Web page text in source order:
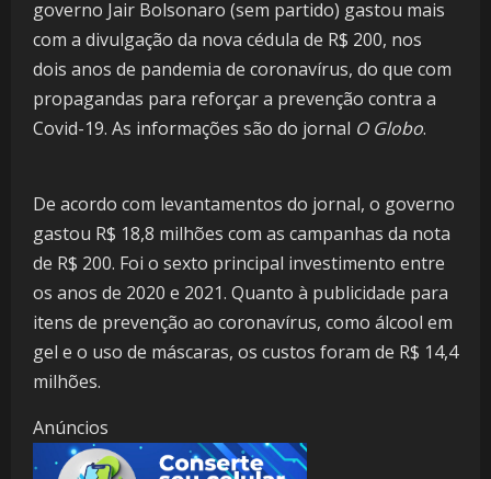
governo Jair Bolsonaro (sem partido) gastou mais
com a divulgação da nova cédula de R$ 200, nos
dois anos de pandemia de coronavírus, do que com
propagandas para reforçar a prevenção contra a
Covid-19. As informações são do jornal O Globo.
De acordo com levantamentos do jornal, o governo
gastou R$ 18,8 milhões com as campanhas da nota
de R$ 200. Foi o sexto principal investimento entre
os anos de 2020 e 2021. Quanto à publicidade para
itens de prevenção ao coronavírus, como álcool em
gel e o uso de máscaras, os custos foram de R$ 14,4
milhões.
Anúncios